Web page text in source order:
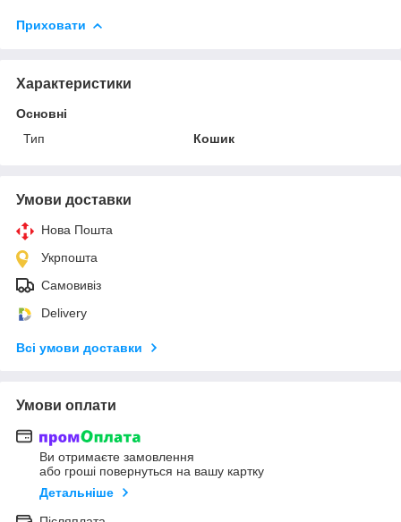
Приховати
Характеристики
Основні
Тип
Кошик
Умови доставки
Нова Пошта
Укрпошта
Самовивіз
Delivery
Всі умови доставки
Умови оплати
Ви отримаєте замовлення
або гроші повернуться на вашу картку
Детальніше